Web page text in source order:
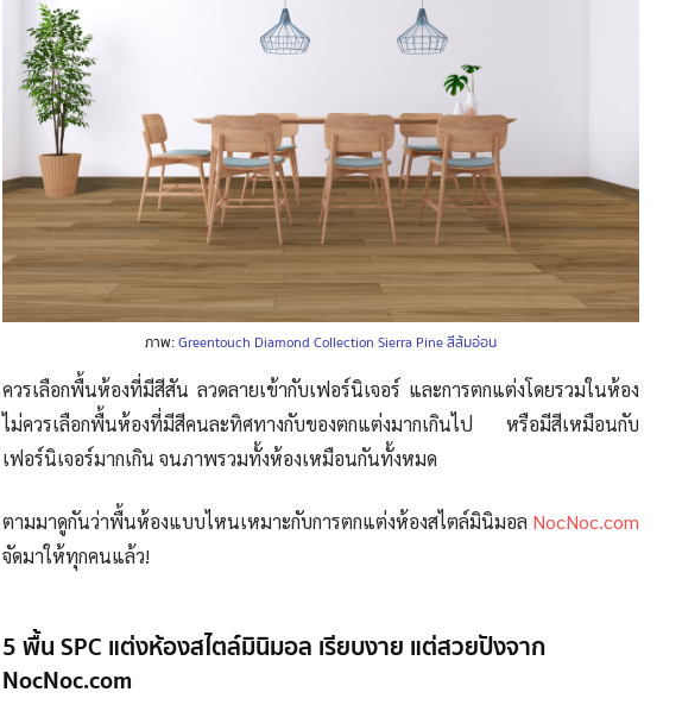
ภาพ:Greentouch Diamond Collection Sierra Pine สีส้มอ่อน
ควรเลือกพื้นห้องที่มีสีสัน ลวดลายเข้ากับเฟอร์นิเจอร์ และการตกแต่งโดยรวมในห้อง
ไม่ควรเลือกพื้นห้องที่มีสีคนละทิศทางกับของตกแต่งมากเกินไป หรือมีสีเหมือนกับ
เฟอร์นิเจอร์มากเกิน จนภาพรวมทั้งห้องเหมือนกันทั้งหมด
ตามมาดูกันว่าพื้นห้องแบบไหนเหมาะกับการตกแต่งห้องสไตล์มินิมอล NocNoc.com
จัดมาให้ทุกคนแล้ว!
5 พื้น SPC แต่งห้องสไตล์มินิมอล เรียบงาย แต่สวยปังจาก
NocNoc.com